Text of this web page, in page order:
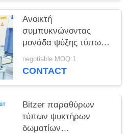
Ανοικτή
συμπυκνώνοντας
μονάδα ψύξης τύπων
με τον ελεγκτή υψηλής
και χαμηλής πίεσης
negotiable MOQ:1
CONTACT
Bitzer παραθύρων
τύπων ψυκτήρων
δωματίων